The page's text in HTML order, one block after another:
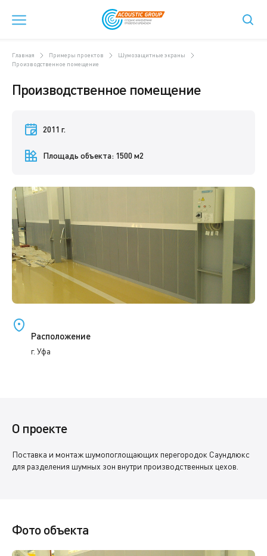
Главная Примеры проектов
Шумозащитные экраны
Производственное помещение
Производственное помещение
2011 г.
Площадь объекта: 1500 м2
Расположение
г. Уфа
О проекте
Поставка и монтаж шумопоглощающих перегородок Саундлюкс
для разделения шумных зон внутри производственных цехов.
Фото объекта